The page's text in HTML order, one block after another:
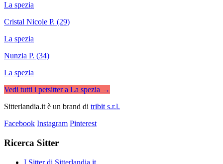
La spezia
Cristal Nicole P. (29)
La spezia
Nunzia P. (34)
La spezia
Vedi tutti i petsitter a La spezia →
Sitterlandia.it è un brand di tribit s.r.l.
Facebook Instagram Pinterest
Ricerca Sitter
I Sitter di Sitterlandia.it